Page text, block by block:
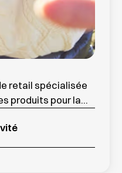
retail spécialisée
produits pour la